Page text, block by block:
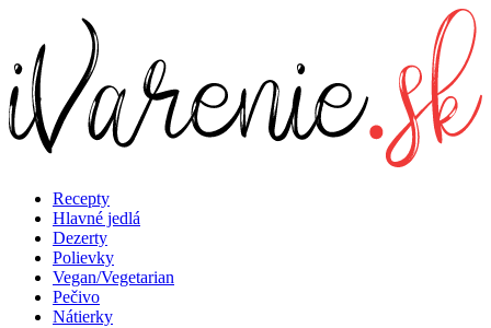
Recepty
Hlavné jedlá
Dezerty
Polievky
Vegan/Vegetarian
Pečivo
Nátierky